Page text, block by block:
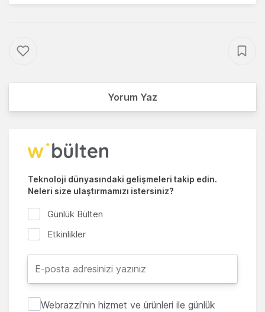
Yorum Yaz
Teknoloji dünyasındaki gelişmeleri takip edin.
Neleri size ulaştırmamızı istersiniz?
Günlük Bülten
Etkinlikler
Webrazzi'nin hizmet ve ürünleri ile günlük